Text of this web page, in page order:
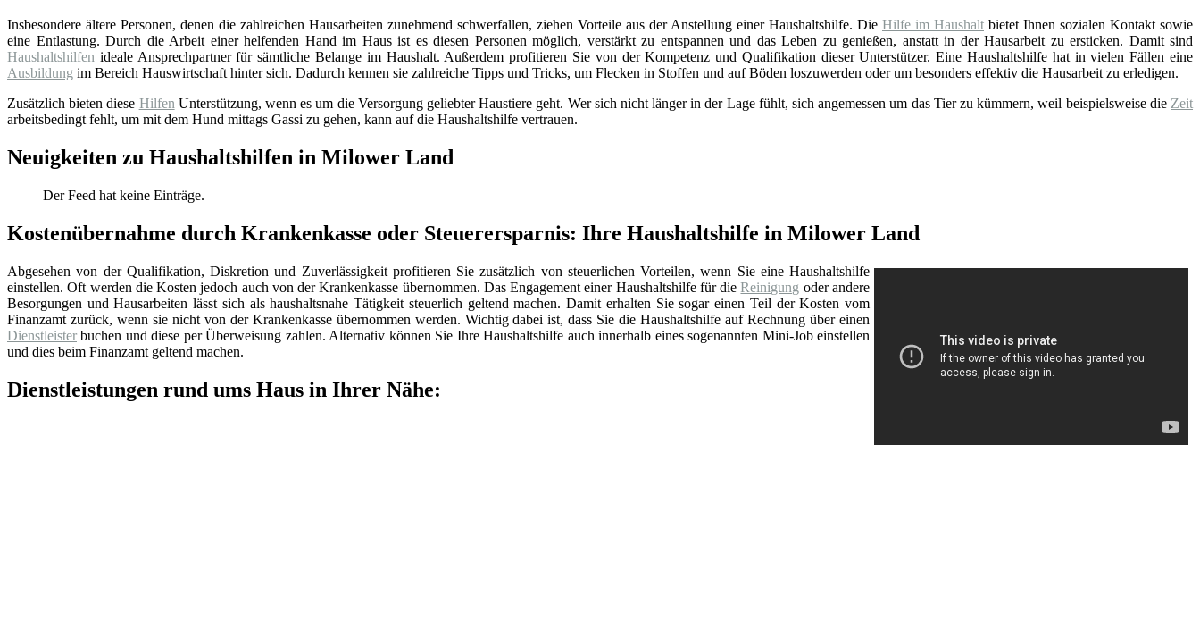
Insbesondere ältere Personen, denen die zahlreichen Hausarbeiten zunehmend schwerfallen, ziehen Vorteile aus der Anstellung einer Haushaltshilfe. Die Hilfe im Haushalt bietet Ihnen sozialen Kontakt sowie
eine Entlastung. Durch die Arbeit einer helfenden Hand im Haus ist es diesen Personen möglich, verstärkt zu entspannen und das Leben zu genießen, anstatt in der Hausarbeit zu ersticken. Damit sind
Haushaltshilfen ideale Ansprechpartner für sämtliche Belange im Haushalt. Außerdem profitieren Sie von der Kompetenz und Qualifikation dieser Unterstützer. Eine Haushaltshilfe hat in vielen Fällen eine
Ausbildung im Bereich Hauswirtschaft hinter sich. Dadurch kennen sie zahlreiche Tipps und Tricks, um Flecken in Stoffen und auf Böden loszuwerden oder um besonders effektiv die Hausarbeit zu erledigen.
Zusätzlich bieten diese Hilfen Unterstützung, wenn es um die Versorgung geliebter Haustiere geht. Wer sich nicht länger in der Lage fühlt, sich angemessen um das Tier zu kümmern, weil beispielsweise die Zeit
arbeitsbedingt fehlt, um mit dem Hund mittags Gassi zu gehen, kann auf die Haushaltshilfe vertrauen.
Neuigkeiten zu Haushaltshilfen in Milower Land
Der Feed hat keine Einträge.
Kostenübernahme durch Krankenkasse oder Steuerersparnis: Ihre Haushaltshilfe in Milower Land
Abgesehen von der Qualifikation, Diskretion und Zuverlässigkeit profitieren Sie zusätzlich von steuerlichen Vorteilen, wenn Sie eine Haushaltshilfe
einstellen. Oft werden die Kosten jedoch auch von der Krankenkasse übernommen. Das Engagement einer Haushaltshilfe für dieReinigung oder andere
Besorgungen und Hausarbeiten lässt sich als haushaltsnahe Tätigkeit steuerlich geltend machen. Damit erhalten Sie sogar einen Teil der Kosten vom
Finanzamt zurück, wenn sie nicht von der Krankenkasse übernommen werden. Wichtig dabei ist, dass Sie die Haushaltshilfe auf Rechnung über einen
Dienstleister buchen und diese per Überweisung zahlen. Alternativ können Sie Ihre Haushaltshilfe auch innerhalb eines sogenannten Mini-Job einstellen
und dies beim Finanzamt geltend machen.
Dienstleistungen rund ums Haus in Ihrer Nähe: